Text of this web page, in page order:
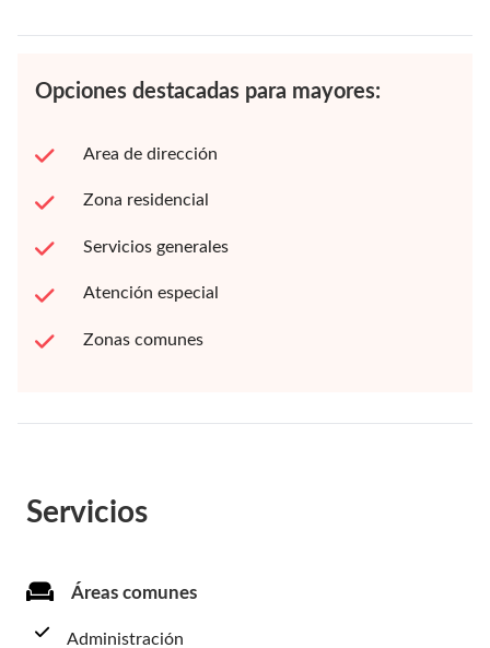
Opciones destacadas para mayores:
Area de dirección
Zona residencial
Servicios generales
Atención especial
Zonas comunes
Servicios
Áreas comunes
Administración